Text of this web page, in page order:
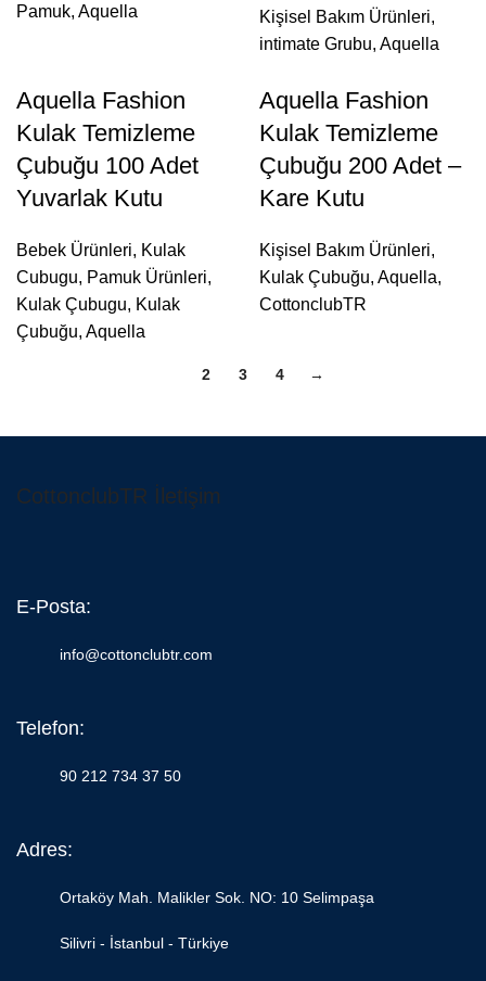
Pamuk, Aquella Kişisel Bakım Ürünleri,
intimate Grubu, Aquella
Aquella Fashion
Kulak Temizleme
Çubuğu 100 Adet
Yuvarlak Kutu
Bebek Ürünleri, Kulak
Cubugu, Pamuk Ürünleri,
Kulak Çubugu, Kulak
Çubuğu, Aquella
Aquella Fashion
Kulak Temizleme
Çubuğu 200 Adet –
Kare Kutu
Kişisel Bakım Ürünleri,
Kulak Çubuğu, Aquella,
CottonclubTR
2 3 4 →
CottonclubTR İletişim
E-Posta:
info@cottonclubtr.com
Telefon:
90 212 734 37 50
Adres:
Ortaköy Mah. Malikler Sok. NO: 10 Selimpaşa
Silivri - İstanbul - Türkiye